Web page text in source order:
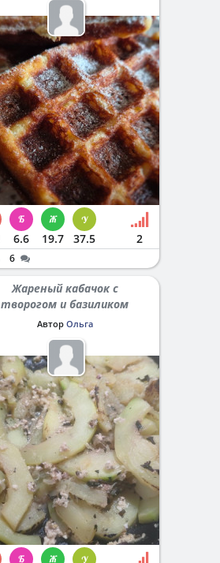
6.6 19.7 37.5 2
6
Жареный кабачок с
творогом и базиликом
Автор Ольга